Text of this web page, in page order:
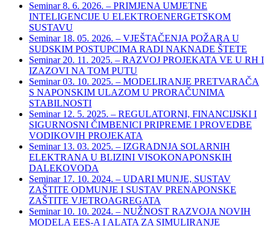
Seminar 8. 6. 2026. – PRIMJENA UMJETNE
INTELIGENCIJE U ELEKTROENERGETSKOM
SUSTAVU
Seminar 18. 05. 2026. – VJEŠTAČENJA POŽARA U
SUDSKIM POSTUPCIMA RADI NAKNADE ŠTETE
Seminar 20. 11. 2025. – RAZVOJ PROJEKATA VE U RH I
IZAZOVI NA TOM PUTU
Seminar 03. 10. 2025. – MODELIRANJE PRETVARAČA
S NAPONSKIM ULAZOM U PRORAČUNIMA
STABILNOSTI
Seminar 12. 5. 2025. – REGULATORNI, FINANCIJSKI I
SIGURNOSNI ČIMBENICI PRIPREME I PROVEDBE
VODIKOVIH PROJEKATA
Seminar 13. 03. 2025. – IZGRADNJA SOLARNIH
ELEKTRANA U BLIZINI VISOKONAPONSKIH
DALEKOVODA
Seminar 17. 10. 2024. – UDARI MUNJE, SUSTAV
ZAŠTITE ODMUNJE I SUSTAV PRENAPONSKE
ZAŠTITE VJETROAGREGATA
Seminar 10. 10. 2024. – NUŽNOST RAZVOJA NOVIH
MODELA EES-A I ALATA ZA SIMULIRANJE